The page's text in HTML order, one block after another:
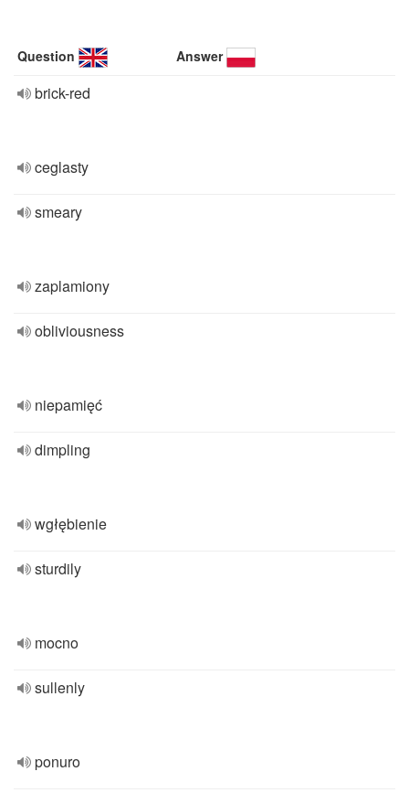
Question Answer
brick-red
ceglasty
smeary
zaplamiony
obliviousness
niepamięć
dimpling
wgłębienie
sturdily
mocno
sullenly
ponuro